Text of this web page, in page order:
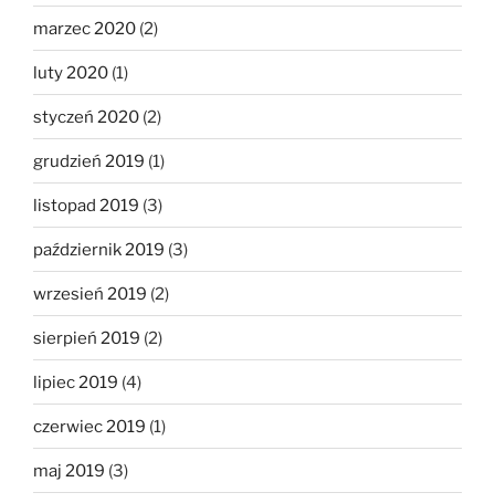
marzec 2020 (2)
luty 2020 (1)
styczeń 2020 (2)
grudzień 2019 (1)
listopad 2019 (3)
październik 2019 (3)
wrzesień 2019 (2)
sierpień 2019 (2)
lipiec 2019 (4)
czerwiec 2019 (1)
maj 2019 (3)